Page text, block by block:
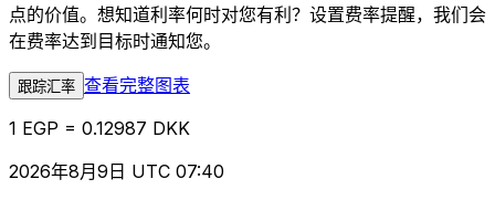
点的价值。想知道利率何时对您有利？设置费率提醒，我们会
在费率达到目标时通知您。
跟踪汇率 查看完整图表
1 EGP = 0.12987 DKK
2026年8月9日 UTC 07:40